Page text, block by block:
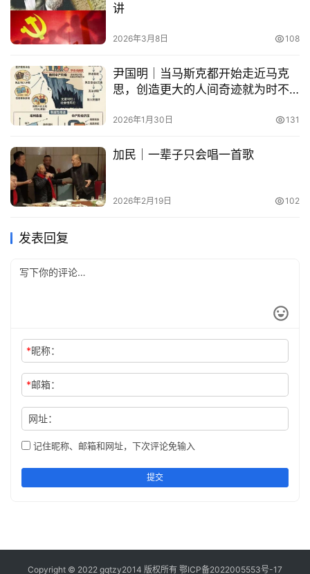
讲
2026年3月8日 108
尹国明｜当马斯克都开始走近马克
思，创造更大的人间奇迹就为时不
2026年1月30日 131
加民｜一辈子只会唱一首歌
2026年2月19日 102
发表回复
*昵称：
*邮箱：
网址：
记住昵称、邮箱和网址，下次评论免输入
提交
Copyright © 2022 gqtzy2014 版权所有 鄂ICP备2022005553号-17